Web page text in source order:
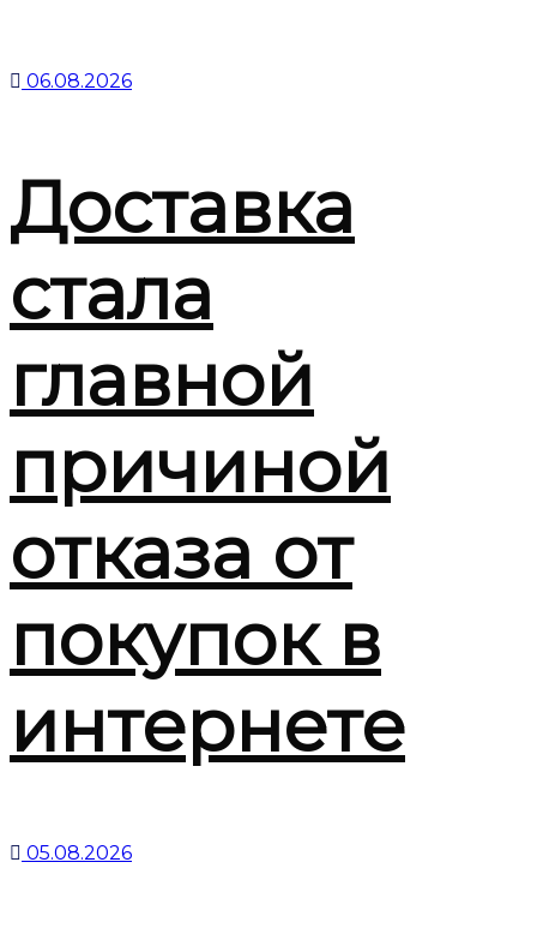
06.08.2026
Доставка
стала
главной
причиной
отказа от
покупок в
интернете
05.08.2026